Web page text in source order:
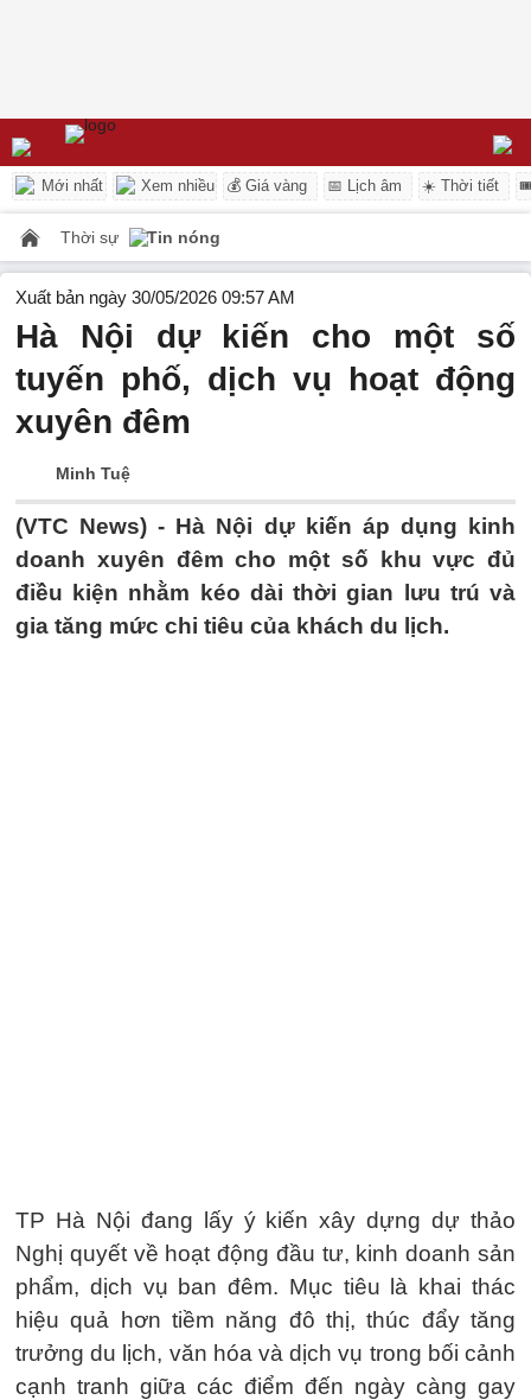
Mới nhất Xem nhiều 💰 Giá vàng 📅 Lịch âm ☀️ Thời tiết
Thời sự Tin nóng
Xuất bản ngày 30/05/2026 09:57 AM
Hà Nội dự kiến cho một số
tuyến phố, dịch vụ hoạt động
xuyên đêm
Minh Tuệ
(VTC News) - Hà Nội dự kiến áp dụng kinh
doanh xuyên đêm cho một số khu vực đủ
điều kiện nhằm kéo dài thời gian lưu trú và
gia tăng mức chi tiêu của khách du lịch.
TP Hà Nội đang lấy ý kiến xây dựng dự thảo
Nghị quyết về hoạt động đầu tư, kinh doanh sản
phẩm, dịch vụ ban đêm. Mục tiêu là khai thác
hiệu quả hơn tiềm năng đô thị, thúc đẩy tăng
trưởng du lịch, văn hóa và dịch vụ trong bối cảnh
cạnh tranh giữa các điểm đến ngày càng gay